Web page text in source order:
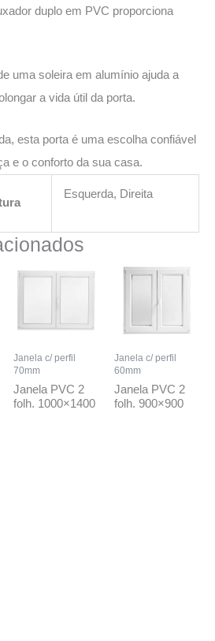
duplo em PVC proporciona
uma soleira em alumínio ajuda a
a vida útil da porta.
esta porta é uma escolha confiável
e o conforto da sua casa.
Esquerda, Direita
Janela c/ perfil
70mm
Janela PVC 2
folh. 1000×1400
Janela c/ perfil
60mm
Janela PVC 2
folh. 900×900